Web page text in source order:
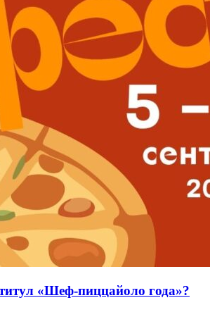
«Шеф-пиццайоло года»?